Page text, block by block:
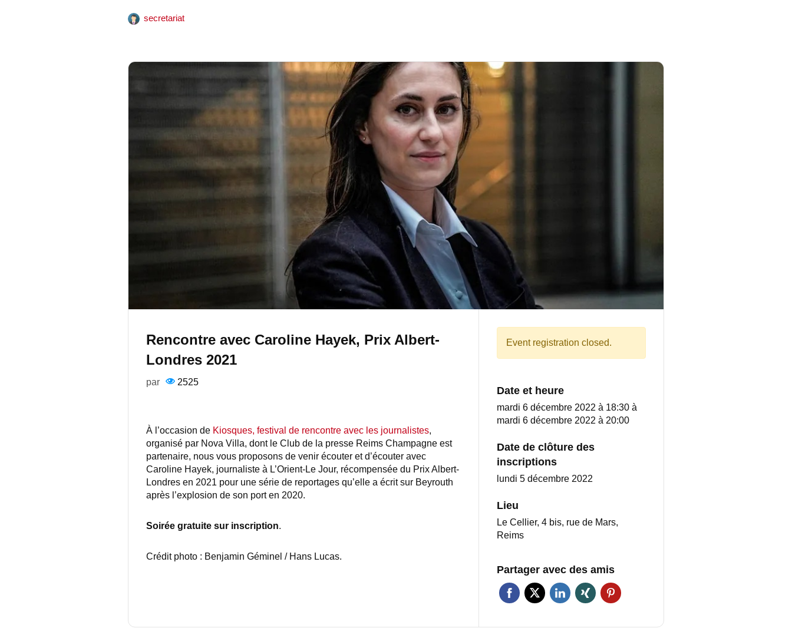
secretariat
Rencontre avec Caroline Hayek, Prix Albert-
Londres 2021
par 2525
À l’occasion de Kiosques, festival de rencontre avec les journalistes,
organisé par Nova Villa, dont le Club de la presse Reims Champagne est
partenaire, nous vous proposons de venir écouter et d’écouter avec
Caroline Hayek, journaliste à L’Orient-Le Jour, récompensée du Prix Albert-
Londres en 2021 pour une série de reportages qu’elle a écrit sur Beyrouth
après l’explosion de son port en 2020.
Soirée gratuite sur inscription.
Crédit photo : Benjamin Géminel / Hans Lucas.
Event registration closed.
Date et heure
mardi 6 décembre 2022 à 18:30à
mardi 6 décembre 2022 à 20:00
Date de clôture des
inscriptions
lundi 5 décembre 2022
Lieu
Le Cellier, 4 bis, rue de Mars,
Reims
Partager avec des amis